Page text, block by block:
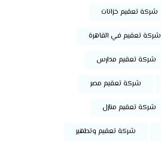
شركة تعقيم خزانات
شركة تعقيم في القاهرة
شركة تعقيم مدارس
شركة تعقيم مصر
شركة تعقيم منازل
شركة تعقيم وتطهير